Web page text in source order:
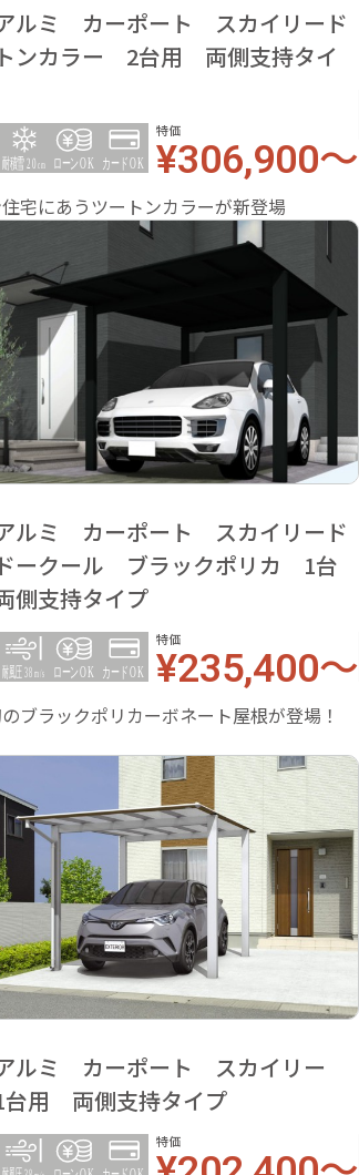
ルミ カーポート スカイリード
ンカラー 2台用 両側支持タイ
特価
¥306,900～
宅にあうツートンカラーが新登場
ルミ カーポート スカイリード
ークール ブラックポリカ 1台
支持タイプ
特価
¥235,400～
ブラックポリカーボネート屋根が登場！
ルミ カーポート スカイリー
用 両側支持タイプ
特価